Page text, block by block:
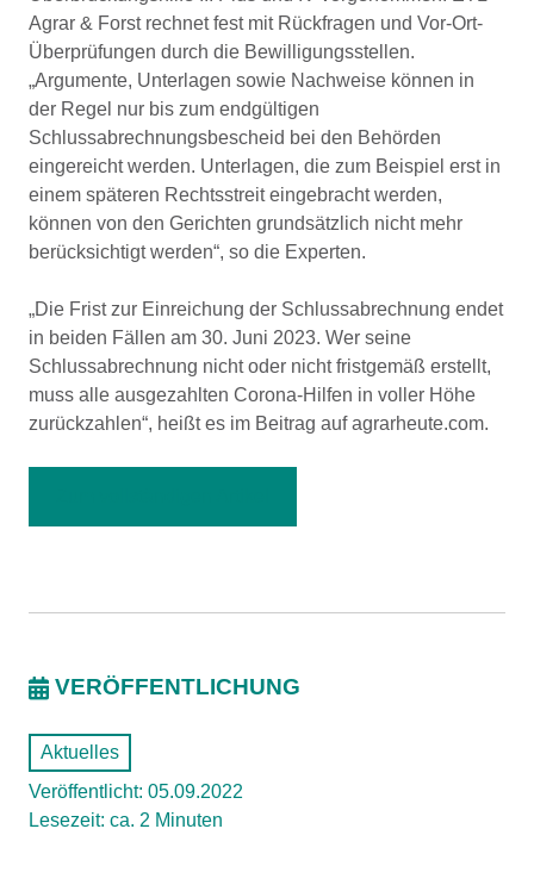
Agrar & Forst rechnet fest mit Rückfragen und Vor-Ort-
Überprüfungen durch die Bewilligungsstellen.
„Argumente, Unterlagen sowie Nachweise können in
der Regel nur bis zum endgültigen
Schlussabrechnungsbescheid bei den Behörden
eingereicht werden. Unterlagen, die zum Beispiel erst in
einem späteren Rechtsstreit eingebracht werden,
können von den Gerichten grundsätzlich nicht mehr
berücksichtigt werden“, so die Experten.
„Die Frist zur Einreichung der Schlussabrechnung endet
in beiden Fällen am 30. Juni 2023. Wer seine
Schlussabrechnung nicht oder nicht fristgemäß erstellt,
muss alle ausgezahlten Corona-Hilfen in voller Höhe
zurückzahlen“, heißt es im Beitrag auf agrarheute.com.
VERÖFFENTLICHUNG
Aktuelles
Veröffentlicht: 05.09.2022
Lesezeit: ca. 2 Minuten